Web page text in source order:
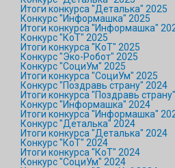
Итоги конкурса "Деталька" 2025
Конкурс "Информашка" 2025
Итоги конкурса "Информашка"
Конкурс "КоТ" 2025
Итоги конкурса "КоТ" 2025
Конкурс "Эко-Робот" 2025
Конкурс "СоциУм" 2025
Итоги конкурса "СоциУм" 2025
Конкурс "Поздравь страну" 2024
Итоги конкурса "Поздравь
Конкурс "Информашка" 2024
Итоги конкурса "Информашка"
Конкурс "Деталька" 2024
Итоги конкурса "Деталька" 2024
Конкурс "КоТ" 2024
Итоги конкурса "КоТ" 2024
Конкурс "СоциУм" 2024